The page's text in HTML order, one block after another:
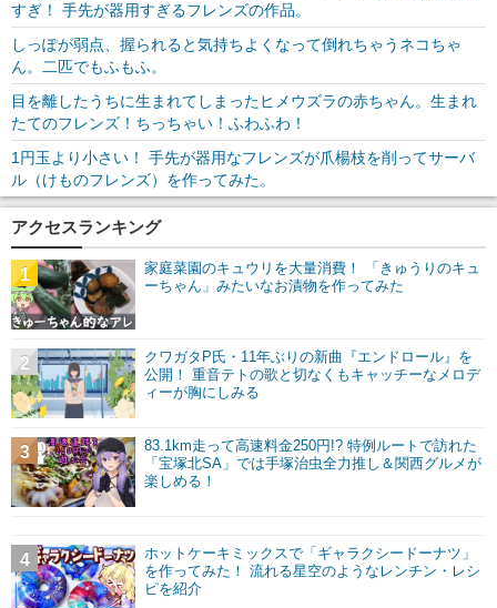
すぎ！ 手先が器用すぎるフレンズの作品。
しっぽが弱点、握られると気持ちよくなって倒れちゃうネコちゃ
ん。二匹でもふもふ。
目を離したうちに生まれてしまったヒメウズラの赤ちゃん。生まれ
たてのフレンズ！ちっちゃい！ふわふわ！
1円玉より小さい！ 手先が器用なフレンズが爪楊枝を削ってサーバ
ル（けものフレンズ）を作ってみた。
アクセスランキング
家庭菜園のキュウリを大量消費！ 「きゅうりのキュ
ーちゃん」みたいなお漬物を作ってみた
1
クワガタP氏・11年ぶりの新曲『エンドロール』を
公開！ 重音テトの歌と切なくもキャッチーなメロデ
ィーが胸にしみる
2
83.1km走って高速料金250円!? 特例ルートで訪れた
「宝塚北SA」では手塚治虫全力推し＆関西グルメが
楽しめる！
3
ホットケーキミックスで「ギャラクシードーナツ」
を作ってみた！ 流れる星空のようなレンチン・レシ
ピを紹介
4